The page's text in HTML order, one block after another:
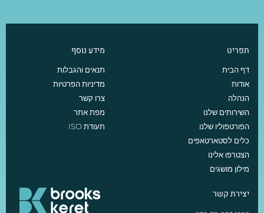
תפריט
דף הבית
אודות
הנהלה
השירותים שלנו
הפורטפוליו שלנו
כלים לסטארטאפים
הצטרפו אלינו
מילון מושגים
מידע נוסף
תנאים והגבלות
מדיניות הפרטיות
צרו קשר
מפת אתר
תעודת ISO
יצירת קשר